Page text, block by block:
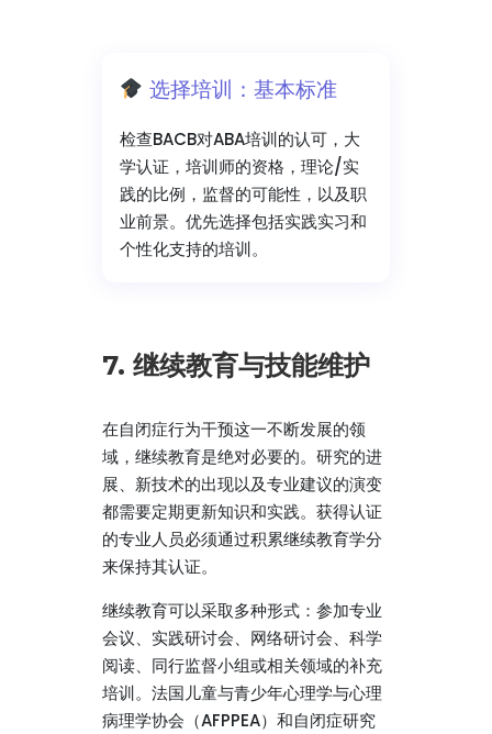
选择培训：基本标准
检查BACB对ABA培训的认可，大
学认证，培训师的资格，理论/实
践的比例，监督的可能性，以及职
业前景。优先选择包括实践实习和
个性化支持的培训。
7. 继续教育与技能维护
在自闭症行为干预这一不断发展的领
域，继续教育是绝对必要的。研究的进
展、新技术的出现以及专业建议的演变
都需要定期更新知识和实践。获得认证
的专业人员必须通过积累继续教育学分
来保持其认证。
继续教育可以采取多种形式：参加专业
会议、实践研讨会、网络研讨会、科学
阅读、同行监督小组或相关领域的补充
培训。法国儿童与青少年心理学与心理
病理学协会（AFPPEA）和自闭症研究